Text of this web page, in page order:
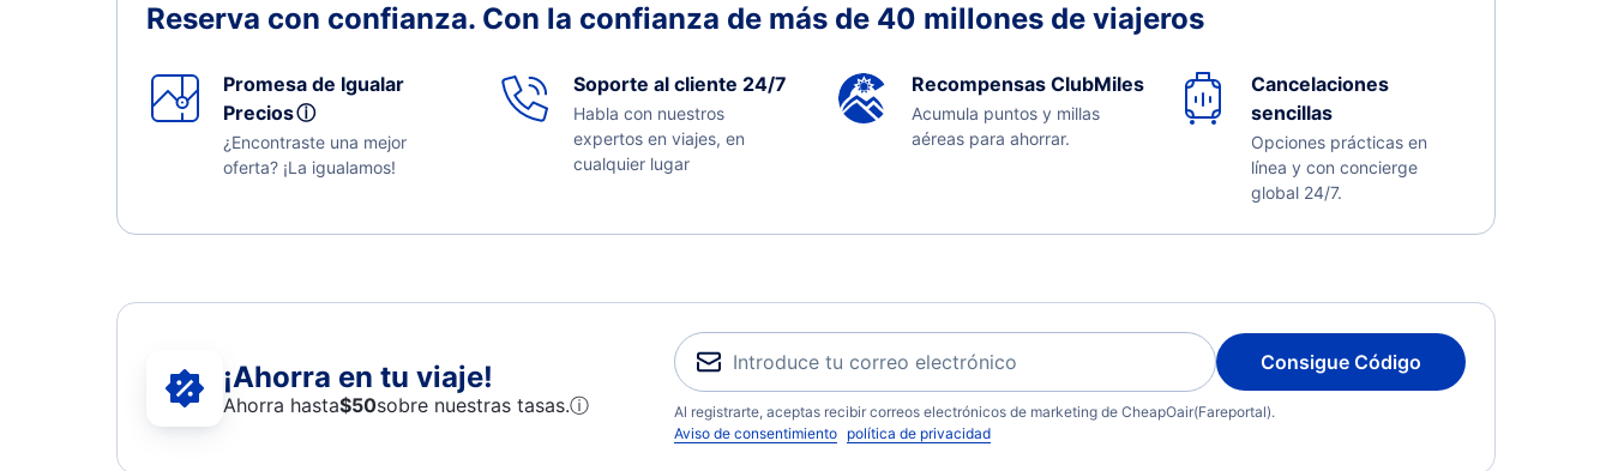
Reserva con confianza. Con la confianza de más de 40 millones de viajeros
Promesa de Igualar
Preciosⓘ
¿Encontraste una mejor
oferta? ¡La igualamos!
Soporte al cliente 24/7
Habla con nuestros
expertos en viajes, en
cualquier lugar
Recompensas ClubMiles
Acumula puntos y millas
aéreas para ahorrar.
Cancelaciones
sencillas
Opciones prácticas en
línea y con concierge
global 24/7.
¡Ahorra en tu viaje!
Ahorra hasta$50sobre nuestras tasas.ⓘ
Consigue Código
Al registrarte, aceptas recibir correos electrónicos de marketing de CheapOair(Fareportal).
Aviso de consentimiento política de privacidad